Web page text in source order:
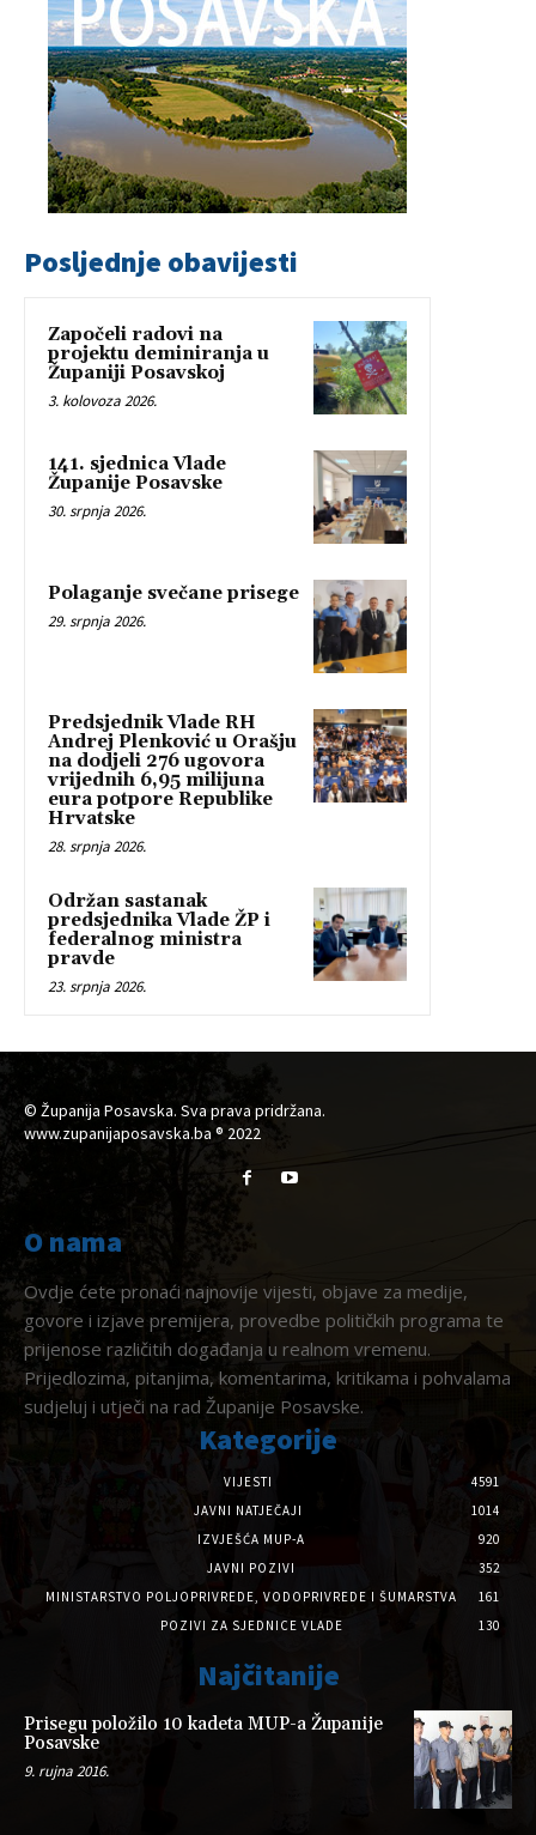
Posljednje obavijesti
Započeli radovi na
projektu deminiranja u
Županiji Posavskoj
3. kolovoza 2026.
141. sjednica Vlade
Županije Posavske
30. srpnja 2026.
Polaganje svečane prisege
29. srpnja 2026.
Predsjednik Vlade RH
Andrej Plenković u Orašju
na dodjeli 276 ugovora
vrijednih 6,95 milijuna
eura potpore Republike
Hrvatske
28. srpnja 2026.
Održan sastanak
predsjednika Vlade ŽP i
federalnog ministra
pravde
23. srpnja 2026.
© Županija Posavska. Sva prava pridržana.
www.zupanijaposavska.ba ® 2022
O nama
Ovdje ćete pronaći najnovije vijesti, objave za medije,
govore i izjave premijera, provedbe političkih programa te
prijenose različitih događanja u realnom vremenu.
Prijedlozima, pitanjima, komentarima, kritikama i pohvalama
sudjeluj i utječi na rad Županije Posavske.
Kategorije
VIJESTI
4591
JAVNI NATJEČAJI
1014
IZVJEŠĆA MUP-A
920
JAVNI POZIVI
352
MINISTARSTVO POLJOPRIVREDE, VODOPRIVREDE I ŠUMARSTVA
161
POZIVI ZA SJEDNICE VLADE
130
Najčitanije
Prisegu položilo 10 kadeta MUP-a Županije
Posavske
9. rujna 2016.